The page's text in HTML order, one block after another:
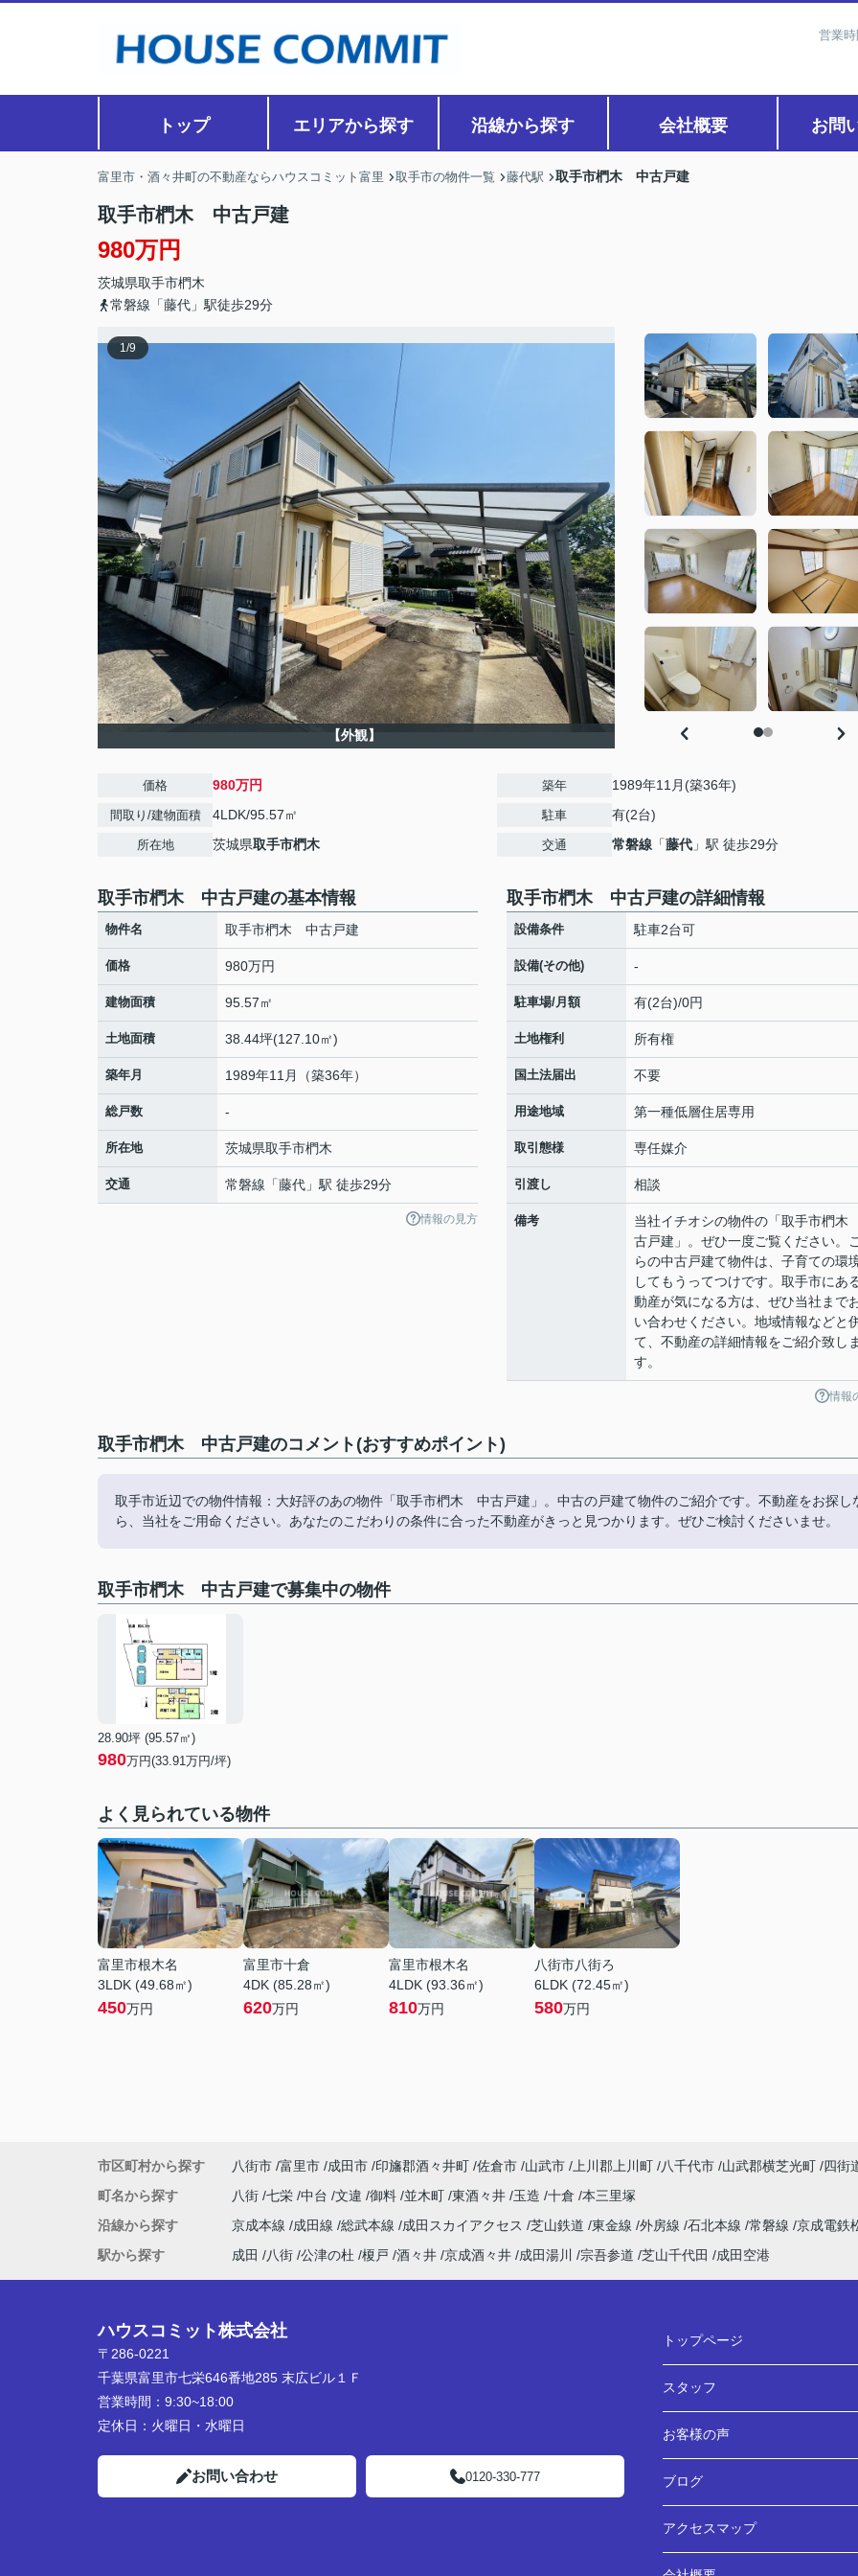
営業
トップ エリアから探す 沿線から探す 会社概要 お問
富里市・酒々井町の不動産ならハウスコミット富里 取手市の物件一覧 藤代駅 取手市椚木 中古戸建
取手市椚木 中古戸建
980万円
茨城県取手市椚木
常磐線「藤代」駅徒歩29分
1/9
【外観】
価格 980万円
間取り/建物面積 4LDK/95.57㎡
所在地 茨城県取手市椚木
築年 1989年11月(築36年)
駐車 有(2台)
交通 常磐線 「藤代 」駅 徒歩29分
取手市椚木 中古戸建の基本情報
物件名 取手市椚木 中古戸建
価格 980万円
建物面積 95.57㎡
土地面積 38.44坪(127.10㎡)
築年月 1989年11月（築36年）
総戸数 -
所在地 茨城県取手市椚木
交通 常磐線 「藤代 」駅 徒歩29分
情報の見方
取手市椚木 中古戸建の詳細情報
設備条件 駐車2台可
設備(その他) -
駐車場/月額 有(2台)/0円
土地権利 所有権
国土法届出 不要
用途地域 第一種低層住居専用
取引態様 専任媒介
引渡し 相談
備考
当社イチオシの物件の「取手市椚
古戸建」。ぜひ一度ご覧ください。
らの中古戸建て物件は、子育ての環
してもうってつけです。取手市にあ
動産が気になる方は、ぜひ当社まで
い合わせください。地域情報などと
て、不動産の詳細情報をご紹介致しま
す。
情報
取手市椚木 中古戸建のコメント(おすすめポイント)
取手市近辺での物件情報：大好評のあの物件「取手市椚木 中古戸建」。中古の戸建て物件のご紹介です。不動産をお探し
ら、当社をご用命ください。あなたのこだわりの条件に合った不動産がきっと見つかります。ぜひご検討くださいませ。
取手市椚木 中古戸建で募集中の物件
28.90坪 (95.57㎡)
980万円(33.91万円/坪)
よく見られている物件
富里市根木名
3LDK (49.68㎡)
450万円
富里市十倉
4DK (85.28㎡)
620万円
富里市根木名
4LDK (93.36㎡)
810万円
八街市八街ろ
6LDK (72.45㎡)
580万円
市区町村から探す 八街市 富里市 成田市 印旛郡酒々井町 佐倉市 山武市 上川郡上川町 八千代市 山武郡横芝光町 四街
町名から探す
八街 七栄 中台 文違 御料 並木町 東酒々井 玉造 十倉 本三里塚
沿線から探す
京成本線 成田線 総武本線 成田スカイアクセス 芝山鉄道 東金線 外房線 石北本線 常磐線 京成電鉄
駅から探す
成田 八街 公津の杜 榎戸 酒々井 京成酒々井 成田湯川 宗吾参道 芝山千代田 成田空港
ハウスコミット株式会社
〒286-0221
千葉県富里市七栄646番地285 末広ビル１Ｆ
営業時間： 9:30~18:00
定休日： 火曜日・水曜日
お問い合わせ 0120-330-777
トップページ
スタッフ
お客様の声
ブログ
アクセスマップ